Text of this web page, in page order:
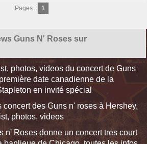
Pages : 1
Guns N' Roses sur
photos, videos du concert de Guns
date canadienne de la
en invité spécial
concert des Guns n' roses à Hershey,
photos, videos
n' Roses donne un concert très court